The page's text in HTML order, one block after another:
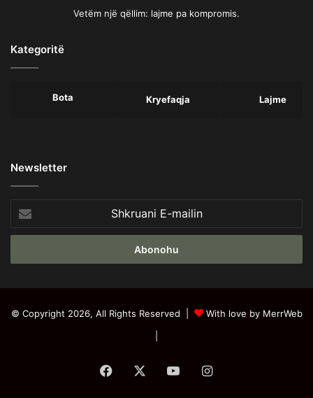
Vetëm një qëllim: lajme pa kompromis.
Kategoritë
Bota Kryefaqja Lajme
Newsletter
E-
mailin
© Copyright 2026, All Rights Reserved |
With love by MerrWeb
Facebook YouTubeInstagram